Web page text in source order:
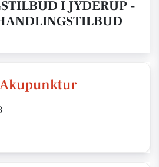
I JYDERUP -